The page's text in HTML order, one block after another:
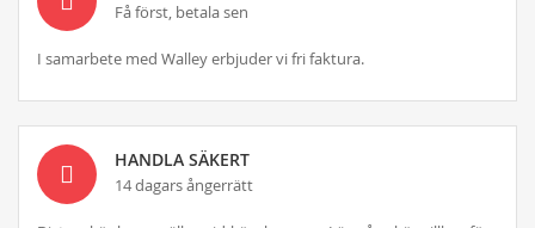
Få först, betala sen
I samarbete med Walley erbjuder vi fri faktura.
HANDLA SÄKERT
14 dagars ångerrätt